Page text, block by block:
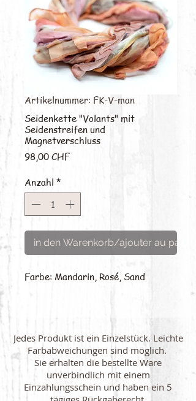
Artikelnummer: FK-V-man
Seidenkette "Volants" mit
Seidenstreifen und
Magnetverschluss
98,00 CHFPreis
Anzahl *
in den Warenkorb/ajouter au panier
Farbe: Mandarin, Rosé, Sand
Jedes Produkt ist ein Einzelstück. Leichte
Farbabweichungen sind möglich.
Sie erhalten die bestellte Ware
unverbindlich mit einem
Einzahlungsschein und haben ein 5